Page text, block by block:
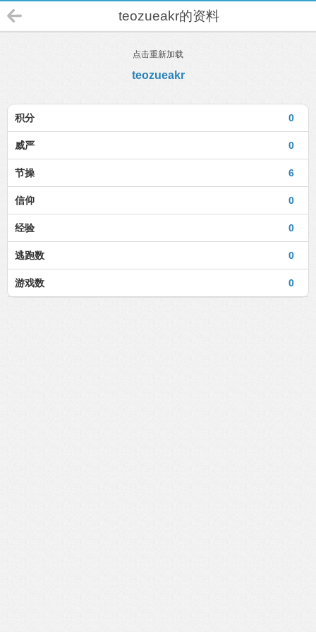
teozueakr的资料
点击重新加载
teozueakr
0
积分
0
威严
6
节操
0
信仰
0
经验
0
逃跑数
0
游戏数